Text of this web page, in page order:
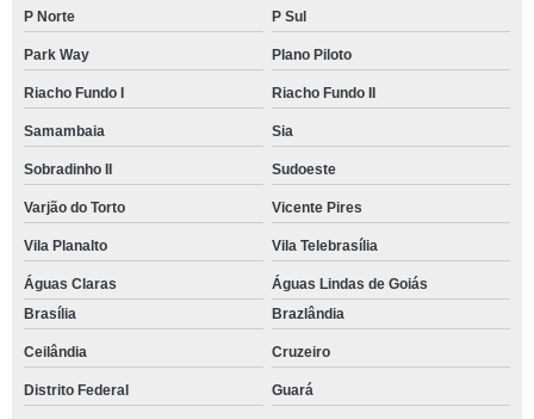
P Norte P Sul
Park Way Plano Piloto
Riacho Fundo I Riacho Fundo II
Samambaia Sia
Sobradinho II Sudoeste
Varjão do Torto Vicente Pires
Vila Planalto Vila Telebrasília
Águas Claras
Águas Lindas de Goiás
Brasília
Brazlândia
Ceilândia Cruzeiro
Distrito Federal Guará